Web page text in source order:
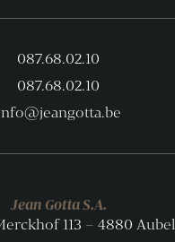
087.68.02.10
087.68.02.10
Jean Gotta S.A.
113 – 4880 Aubel